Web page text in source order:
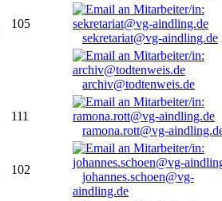
105
sekretariat@vg-aindling.de
archiv@todtenweis.de
111
ramona.rott@vg-
102
johannes.schoen@vg-
aindling.de